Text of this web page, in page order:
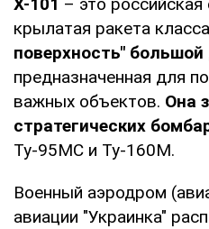
крылатая ракета класса
поверхность"
предназначенная для
важных объектов. Она
стратегических
Ту-95МС и Ту-160М.
Военный аэродром
авиации "Украинка"